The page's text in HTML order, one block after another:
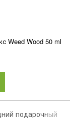
Weed Wood 50 ml